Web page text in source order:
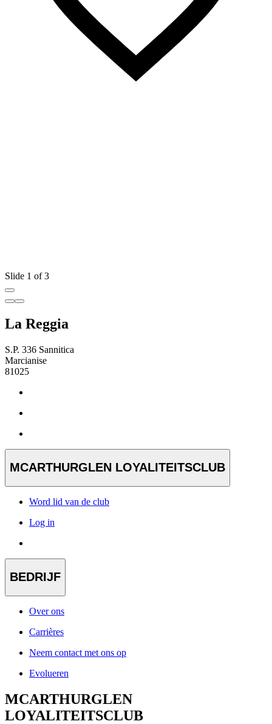
Slide 1 of 3
La Reggia
S.P. 336 Sannitica
Marcianise
81025
MCARTHURGLEN LOYALITEITSCLUB
Word lid van de club
Log in
BEDRIJF
Over ons
Carrières
Neem contact met ons op
Evolueren
MCARTHURGLEN
LOYALITEITSCLUB